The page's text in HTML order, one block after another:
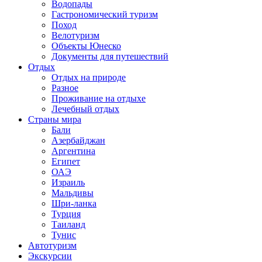
Водопады
Гастрономический туризм
Поход
Велотуризм
Объекты Юнеско
Документы для путешествий
Отдых
Отдых на природе
Разное
Проживание на отдыхе
Лечебный отдых
Страны мира
Бали
Азербайджан
Аргентина
Египет
ОАЭ
Израиль
Мальдивы
Шри-ланка
Турция
Таиланд
Тунис
Автотуризм
Экскурсии